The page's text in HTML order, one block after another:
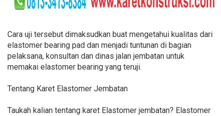
Cara uji tersebut dimaksudkan buat mengetahui kualitas dari
elastomer bearing pad dan menjadi tuntunan di bagian
pelaksana, konsultan dan dinas jalan jembatan untuk
memakai elastomer bearing yang teruji.
Tentang Karet Elastomer Jembatan
Taukah kalian tentang karet Elastomer jembatan? Elastomer